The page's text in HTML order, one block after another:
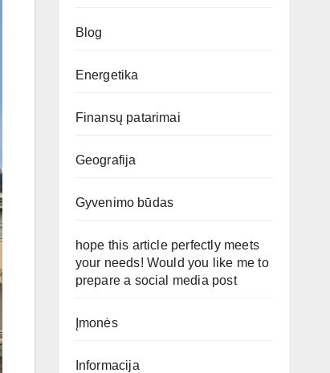
Blog
Energetika
Finansų patarimai
Geografija
Gyvenimo būdas
hope this article perfectly meets
your needs! Would you like me to
prepare a social media post
Įmonės
Informacija